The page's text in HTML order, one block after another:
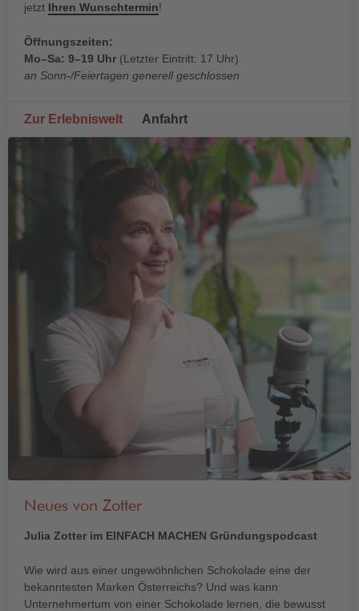
jetzt Ihren Wunschtermin!
Öffnungszeiten:
Mo–Sa: 9–19 Uhr (Letzter Eintritt: 17 Uhr)
an Sonn-/Feiertagen generell geschlossen
Zur Erlebniswelt Anfahrt
Neues von Zotter
Julia Zotter im EINFACH MACHEN Gründungspodcast
Wie wird aus einer ungewöhnlichen Schokolade eine der
bekanntesten Marken Österreichs? Und was kann
Unternehmertum von einer Schokolade lernen, die bewusst